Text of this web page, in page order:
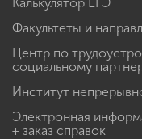
Факультеты и
Центр по
социальному
Институт
Электронная
+ заказ справок